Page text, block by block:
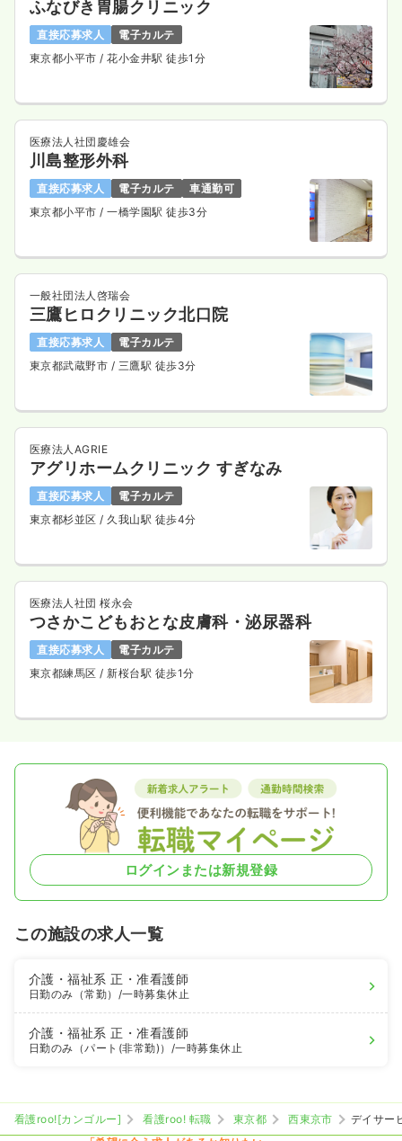
ふなびき胃腸クリニック
直接応募求人
電子カルテ
東京都小平市 / 花小金井駅 徒歩1分
医療法人社団慶雄会
川島整形外科
直接応募求人 電子カルテ
車通勤可
東京都小平市 / 一橋学園駅 徒歩3分
一般社団法人啓瑞会
三鷹ヒロクリニック北口院
直接応募求人
電子カルテ
東京都武蔵野市 / 三鷹駅 徒歩3分
医療法人AGRIE
アグリホームクリニック すぎなみ
直接応募求人
電子カルテ
東京都杉並区 / 久我山駅 徒歩4分
医療法人社団 桜永会
つさかこどもおとな皮膚科・泌尿器科
直接応募求人
電子カルテ
東京都練馬区 / 新桜台駅 徒歩1分
ログインまたは新規登録
この施設の求人一覧
介護・福祉系正・准看護師
日勤のみ（常勤） /一時募集休止
介護・福祉系正・准看護師
日勤のみ（パート(非常勤)） /一時募集休止
看護roo![カンゴルー] 看護roo! 転職 東京都 西東京市
デイサー